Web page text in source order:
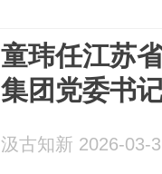
童玮任江苏
集团党委书
汲古知新 2026-03-